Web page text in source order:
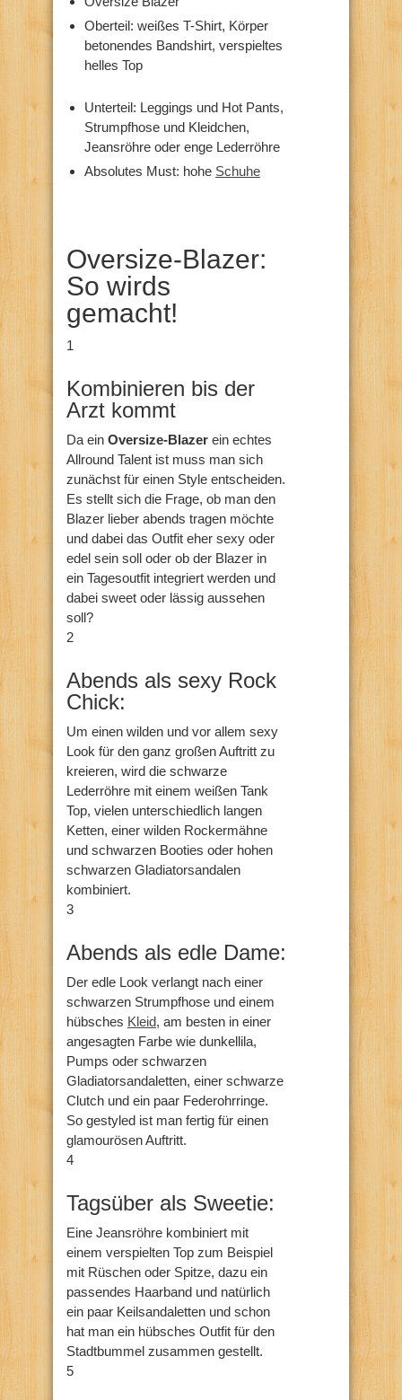
Oberteil: weißes T-Shirt, Körper
betonendes Bandshirt, verspieltes
helles Top
Unterteil: Leggings und Hot Pants,
Strumpfhose und Kleidchen,
Jeansröhre oder enge Lederröhre
Absolutes Must: hohe Schuhe
Oversize-Blazer:
So wirds
gemacht!
1
Kombinieren bis der
Arzt kommt
Da ein Oversize-Blazer ein echtes
Allround Talent ist muss man sich
zunächst für einen Style entscheiden.
Es stellt sich die Frage, ob man den
Blazer lieber abends tragen möchte
und dabei das Outfit eher sexy oder
edel sein soll oder ob der Blazer in
ein Tagesoutfit integriert werden und
dabei sweet oder lässig aussehen
soll?
2
Abends als sexy Rock
Chick:
Um einen wilden und vor allem sexy
Look für den ganz großen Auftritt zu
kreieren, wird die schwarze
Lederröhre mit einem weißen Tank
Top, vielen unterschiedlich langen
Ketten, einer wilden Rockermähne
und schwarzen Booties oder hohen
schwarzen Gladiatorsandalen
kombiniert.
3
Abends als edle Dame:
Der edle Look verlangt nach einer
schwarzen Strumpfhose und einem
hübsches Kleid, am besten in einer
angesagten Farbe wie dunkellila,
Pumps oder schwarzen
Gladiatorsandaletten, einer schwarze
Clutch und ein paar Federohrringe.
So gestyled ist man fertig für einen
glamourösen Auftritt.
4
Tagsüber als Sweetie:
Eine Jeansröhre kombiniert mit
einem verspielten Top zum Beispiel
mit Rüschen oder Spitze, dazu ein
passendes Haarband und natürlich
ein paar Keilsandaletten und schon
hat man ein hübsches Outfit für den
Stadtbummel zusammen gestellt.
5